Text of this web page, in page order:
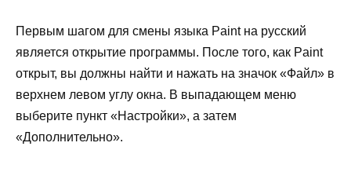
Первым шагом для смены языка Paint на русский
является открытие программы. После того, как Paint
открыт, вы должны найти и нажать на значок «Файл» в
верхнем левом углу окна. В выпадающем меню
выберите пункт «Настройки», а затем
«Дополнительно».